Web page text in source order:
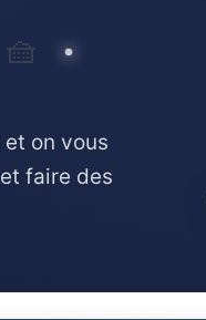
🧺
on vous
faire des